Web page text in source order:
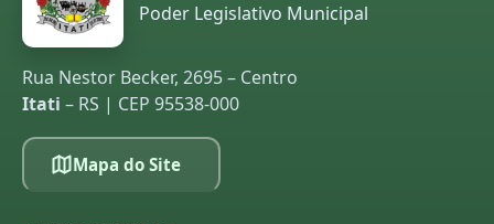
Poder Legislativo Municipal
Rua Nestor Becker, 2695 – Centro
Itati – RS | CEP 95538-000
Mapa do Site